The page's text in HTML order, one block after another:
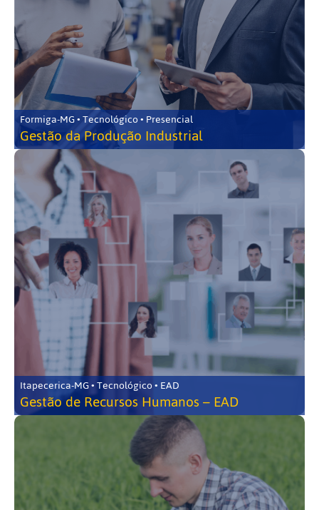
Formiga-MG • Tecnológico • Presencial
Gestão da Produção Industrial
Itapecerica-MG • Tecnológico • EAD
Gestão de Recursos Humanos – EAD